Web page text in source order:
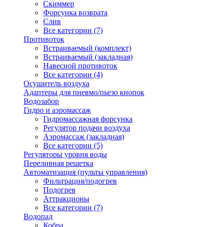
Скиммер
Форсунка возврата
Слив
Все категории (7)
Противоток
Встраиваемый (комплект)
Встраиваемый (закладная)
Навесной противоток
Все категории (4)
Осушитель воздуха
Адаптеры для пневмо/пьезо кнопок
Водозабор
Гидро и аэромассаж
Гидромассажная форсунка
Регулятор подачи воздуха
Аэромассаж (закладная)
Все категории (5)
Регуляторы уровня воды
Переливная решетка
Автоматизация (пульты управления)
Фильтрация/подогрев
Подогрев
Аттракционы
Все категории (7)
Водопад
Кобра